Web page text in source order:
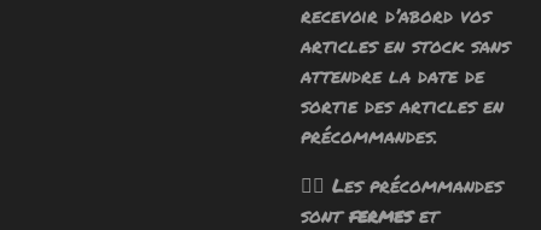
recevoir d’abord vos
articles en stock sans
attendre la date de
sortie des articles en
précommandes.
🧙‍♂️ Les précommandes
sontfermeset